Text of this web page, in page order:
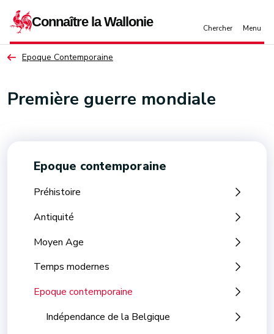
Epoque Contemporaine
Première guerre mondiale
Epoque contemporaine
Préhistoire
Antiquité
Moyen Age
Temps modernes
Epoque contemporaine
Indépendance de la Belgique